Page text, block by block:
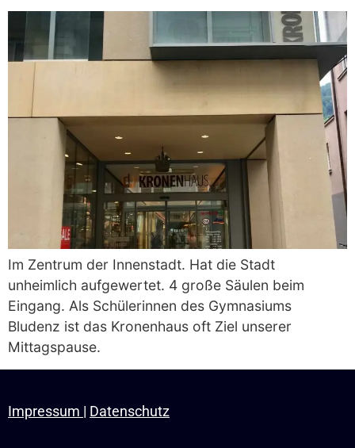
Im Zentrum der Innenstadt. Hat die Stadt
unheimlich aufgewertet. 4 große Säulen beim
Eingang. Als Schülerinnen des Gymnasiums
Bludenz ist das Kronenhaus oft Ziel unserer
Mittagspause.
Impressum | Datenschutz